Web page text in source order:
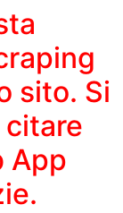
sito. Si
App